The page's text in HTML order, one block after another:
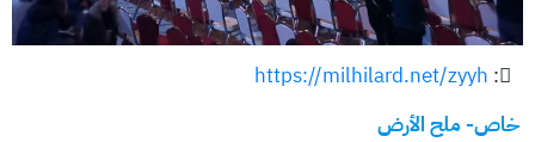
:
https://milhilard.net/zyyh
خاص- ملح الأرض